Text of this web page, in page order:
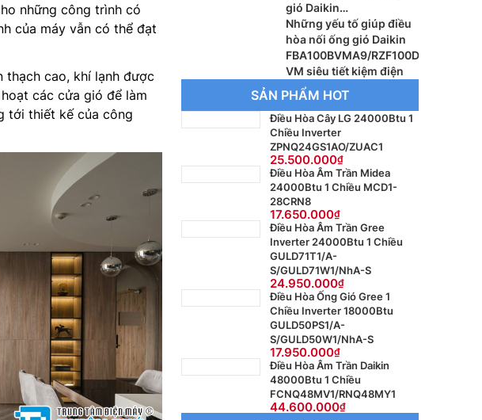
những công trình có
của máy vẫn có thể đạt
thạch cao, khí lạnh được
các cửa gió để làm
tới thiết kế của công
gió Daikin
FBFC71DVM9/RZFC71EV
M
Những yếu tố giúp điều
hòa nối ống gió Daikin
FBA100BVMA9/RZF100D
VM siêu tiết kiệm điện
SẢN PHẨM HOT
Điều Hòa Cây LG 24000Btu 1
Chiều Inverter
ZPNQ24GS1AO/ZUAC1
25.500.000
Điều Hòa Âm Trần Midea
24000Btu 1 Chiều MCD1-
28CRN8
17.650.000
Điều Hòa Âm Trần Gree
Inverter 24000Btu 1 Chiều
GULD71T1/A-
S/GULD71W1/NhA-S
24.950.000
Điều Hòa Ống Gió Gree 1
Chiều Inverter 18000Btu
GULD50PS1/A-
S/GULD50W1/NhA-S
17.950.000
Điều Hòa Âm Trần Daikin
48000Btu 1 Chiều
FCNQ48MV1/RNQ48MY1
44.600.000